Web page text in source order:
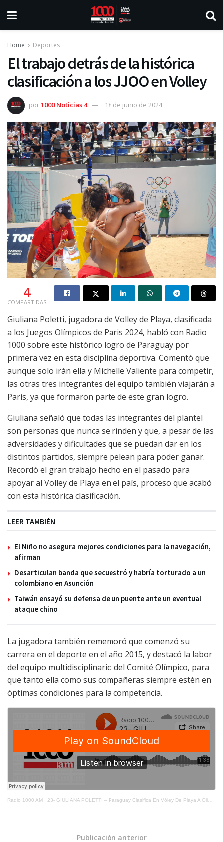
Home Deportes
El trabajo detrás de la histórica
clasificación a los JJOO en Volley
por1000 Noticias 4 18 de junio de 2024
4
COMPARTIDAS
Giuliana Poletti, jugadora de Volley de Playa, clasificada
a los Juegos Olímpicos de Paris 2024, habló con Radio
1000 sobre este histórico logro de Paraguay por
primera vez en esta disciplina deportiva. Comentó que
aunque solo irán ella y Michelle Valiente para competir,
las otras tres integrantes del equipo también viajarán a
París, ya que formaron parte de este gran logro.
Giuliana señaló que todas las integrantes del plantel
son personas que nunca se rinden y que, a pesar de las
adversidades y dificultades que se puedan dar en los
distintos partidos, siempre pelean para poder ganar.
Recordó el gran trabajo hecho en el pasado para
apoyar al Volley de Playa en el país, proceso que acabó
con esta histórica clasificación.
LEER TAMBIÉN
El Niño no asegura mejores condiciones para la navegación,
afirman
Desarticulan banda que secuestró y habría torturado a un
colombiano en Asunción
Taiwán ensayó su defensa de un puente ante un eventual
ataque chino
La jugadora también rememoró que comenzó su
carrera en el deporte en el año 2015, y destacó la labor
del equipo multidisciplinario del Comité Olímpico, para
que tanto ella como sus compañeras siempre estén en
óptimas condiciones para la competencia.
Radio 1000 AM · 23- GIULIANA POLETTI – Paraguay Clasifica En Vóley De Playa A Olimpiadas
Publicación anterior